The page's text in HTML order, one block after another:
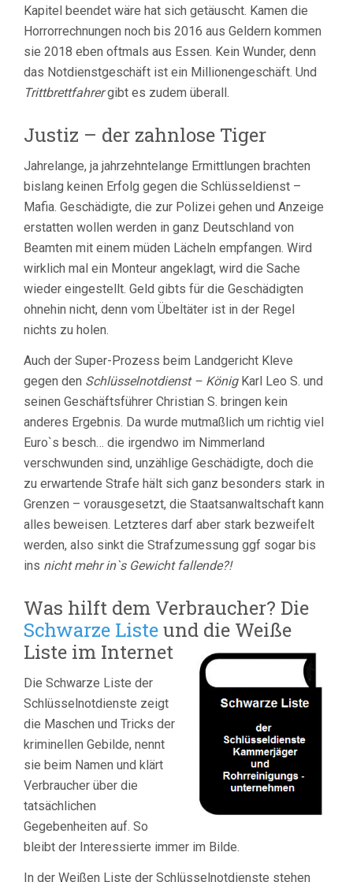
Kapitel beendet wäre hat sich getäuscht. Kamen die
Horrorrechnungen noch bis 2016 aus Geldern kommen
sie 2018 eben oftmals aus Essen. Kein Wunder, denn
das Notdienstgeschäft ist ein Millionengeschäft. Und
Trittbrettfahrergibt es zudem überall.
Justiz – der zahnlose Tiger
Jahrelange, ja jahrzehntelange Ermittlungen brachten
bislang keinen Erfolg gegen die Schlüsseldienst –
Mafia. Geschädigte, die zur Polizei gehen und Anzeige
erstatten wollen werden in ganz Deutschland von
Beamten mit einem müden Lächeln empfangen. Wird
wirklich mal ein Monteur angeklagt, wird die Sache
wieder eingestellt. Geld gibts für die Geschädigten
ohnehin nicht, denn vom Übeltäter ist in der Regel
nichts zu holen.
Auch der Super-Prozess beim Landgericht Kleve
gegen den Schlüsselnotdienst – KönigKarl Leo S. und
seinen Geschäftsführer Christian S. bringen kein
anderes Ergebnis. Da wurde mutmaßlich um richtig viel
Euro`s besch… die irgendwo im Nimmerland
verschwunden sind, unzählige Geschädigte, doch die
zu erwartende Strafe hält sich ganz besonders stark in
Grenzen – vorausgesetzt, die Staatsanwaltschaft kann
alles beweisen. Letzteres darf aber stark bezweifelt
werden, also sinkt die Strafzumessung ggf sogar bis
ins nicht mehr in`s Gewicht fallende?!
Was hilft dem Verbraucher? Die
Schwarze Listeund die Weiße
Liste im Internet
Die Schwarze Liste der
Schlüsselnotdienste zeigt
die Maschen und Tricks der
kriminellen Gebilde, nennt
sie beim Namen und klärt
Verbraucher über die
tatsächlichen
Gegebenheiten auf. So
bleibt der Interessierte immer im Bilde.
In der Weißen Liste der Schlüsselnotdienste stehen